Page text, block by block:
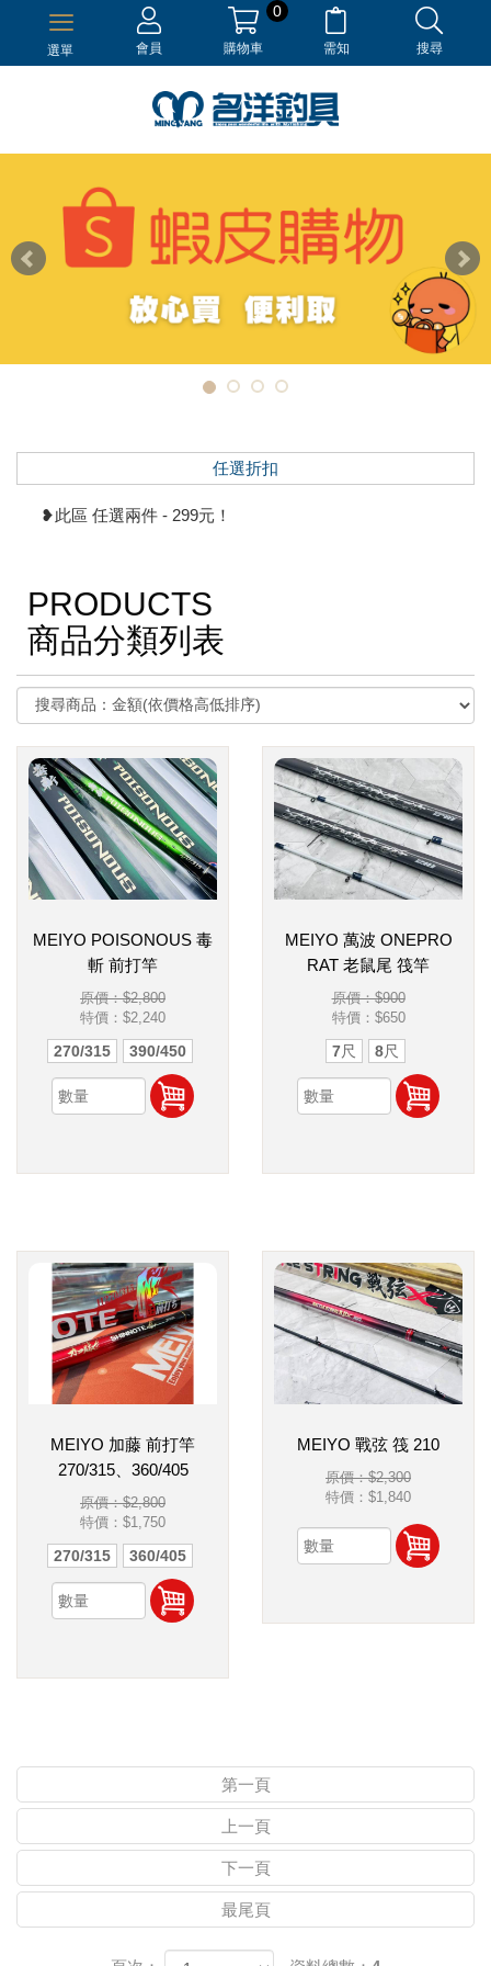
選單 會員 購物車
0
需知 搜尋
任選折扣
❥此區 任選兩件 - 299元！
PRODUCTS
商品分類列表
MEIYO POISONOUS 毒
斬 前打竿
原價：$2,800
特價： $2,240
270/315 390/450
MEIYO 萬波 ONEPRO
RAT 老鼠尾 筏竿
原價：$900
特價： $650
7尺 8尺
MEIYO 加藤 前打竿
270/315、360/405
原價：$2,800
特價： $1,750
270/315 360/405
MEIYO 戰弦 筏 210
原價：$2,300
特價： $1,840
第一頁
上一頁
下一頁
最尾頁